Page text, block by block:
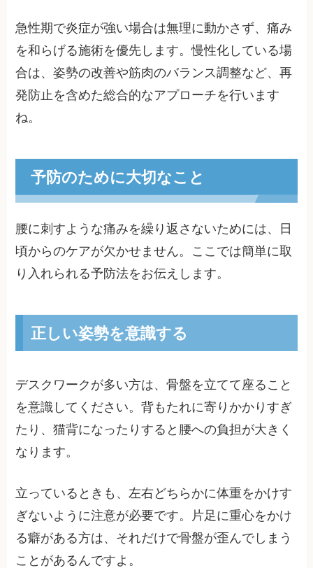
急性期で炎症が強い場合は無理に動かさず、痛み
を和らげる施術を優先します。慢性化している場
合は、姿勢の改善や筋肉のバランス調整など、再
発防止を含めた総合的なアプローチを行います
ね。
予防のために大切なこと
腰に刺すような痛みを繰り返さないためには、日
頃からのケアが欠かせません。ここでは簡単に取
り入れられる予防法をお伝えします。
正しい姿勢を意識する
デスクワークが多い方は、骨盤を立てて座ること
を意識してください。背もたれに寄りかかりすぎ
たり、猫背になったりすると腰への負担が大きく
なります。
立っているときも、左右どちらかに体重をかけす
ぎないように注意が必要です。片足に重心をかけ
る癖がある方は、それだけで骨盤が歪んでしまう
ことがあるんですよ。